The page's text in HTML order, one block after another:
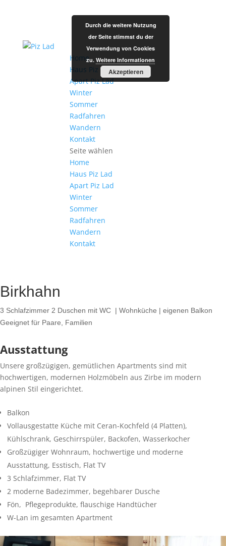
Home
Haus Piz Lad
Apart Piz Lad
Winter
Sommer
Radfahren
Wandern
Kontakt
Seite wählen
Home
Haus Piz Lad
Apart Piz Lad
Winter
Sommer
Radfahren
Wandern
Kontakt
Birkhahn
3 Schlafzimmer 2 Duschen mit WC | Wohnküche | eigenen Balkon
Geeignet für Paare, Familien
Ausstattung
Unsere großzügigen, gemütlichen Apartments sind mit
hochwertigen, modernen Holzmöbeln aus Zirbe im modern
alpinen Stil eingerichtet.
Balkon
Vollausgestatte Küche mit Ceran-Kochfeld (4 Platten),
Kühlschrank, Geschirrspüler, Backofen, Wasserkocher
Großzügiger Wohnraum, hochwertige und moderne
Ausstattung, Esstisch, Flat TV
3 Schlafzimmer, Flat TV
2 moderne Badezimmer, begehbarer Dusche
Fön, Pflegeprodukte, flauschige Handtücher
W-Lan im gesamten Apartment
Durch die weitere Nutzung
der Seite stimmst du der
Verwendung von Cookies
zu. Weitere Informationen
Akzeptieren